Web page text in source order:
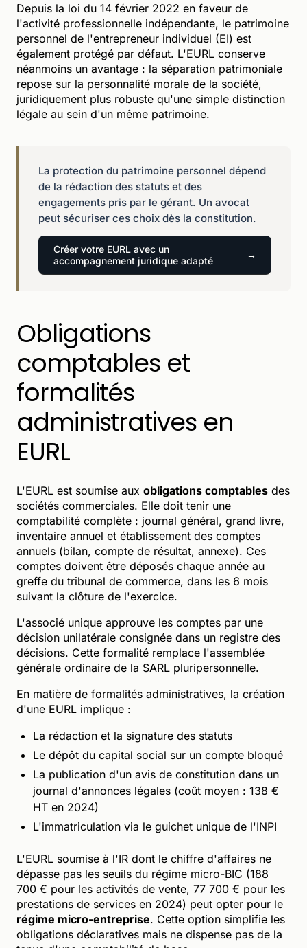
Depuis la loi du 14 février 2022 en faveur de
l'activité professionnelle indépendante, le patrimoine
personnel de l'entrepreneur individuel (EI) est
également protégé par défaut. L'EURL conserve
néanmoins un avantage : la séparation patrimoniale
repose sur la personnalité morale de la société,
juridiquement plus robuste qu'une simple distinction
légale au sein d'un même patrimoine.
La protection du patrimoine personnel dépend
de la rédaction des statuts et des
engagements pris par le gérant. Un avocat
peut sécuriser ces choix dès la constitution.
Créer votre EURL avec un
accompagnement juridique adapté
Obligations
comptables et
formalités
administratives en
EURL
L'EURL est soumise aux obligations comptables des
sociétés commerciales. Elle doit tenir une
comptabilité complète : journal général, grand livre,
inventaire annuel et établissement des comptes
annuels (bilan, compte de résultat, annexe). Ces
comptes doivent être déposés chaque année au
greffe du tribunal de commerce, dans les 6 mois
suivant la clôture de l'exercice.
L'associé unique approuve les comptes par une
décision unilatérale consignée dans un registre des
décisions. Cette formalité remplace l'assemblée
générale ordinaire de la SARL pluripersonnelle.
En matière de formalités administratives, la création
d'une EURL implique :
La rédaction et la signature des statuts
Le dépôt du capital social sur un compte bloqué
La publication d'un avis de constitution dans un
journal d'annonces légales (coût moyen : 138 €
HT en 2024)
L'immatriculation via le guichet unique de l'INPI
L'EURL soumise à l'IR dont le chiffre d'affaires ne
dépasse pas les seuils du régime micro-BIC (188
700 € pour les activités de vente, 77 700 € pour les
prestations de services en 2024) peut opter pour le
régime micro-entreprise. Cette option simplifie les
obligations déclaratives mais ne dispense pas de la